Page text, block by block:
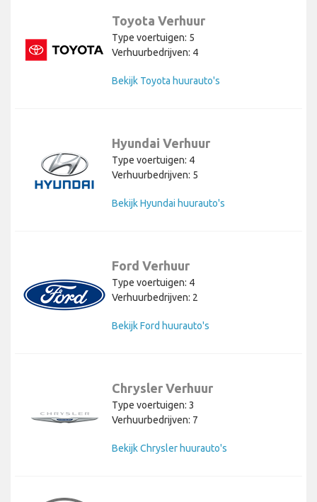
Toyota Verhuur
Type voertuigen: 5
Verhuurbedrijven: 4
Bekijk Toyota huurauto's
Hyundai Verhuur
Type voertuigen: 4
Verhuurbedrijven: 5
Bekijk Hyundai huurauto's
Ford Verhuur
Type voertuigen: 4
Verhuurbedrijven: 2
Bekijk Ford huurauto's
Chrysler Verhuur
Type voertuigen: 3
Verhuurbedrijven: 7
Bekijk Chrysler huurauto's